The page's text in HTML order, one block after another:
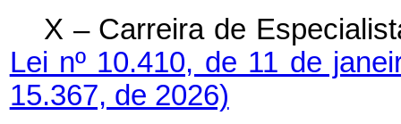
X – Carreira de
Lei nº 10.410, de 11 de
15.367, de 2026)